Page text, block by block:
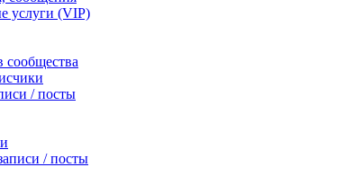
услуги (VIP)
/ посты
/ посты